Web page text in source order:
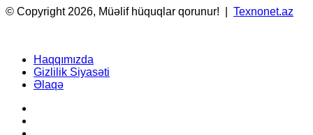
© Copyright 2026, Müəlif hüquqlar qorunur! | Texnonet.az
Haqqımızda
Gizlilik Siyasəti
Əlaqə